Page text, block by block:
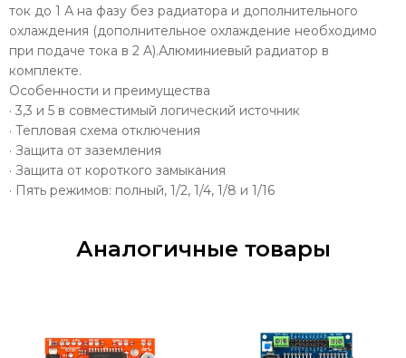
ток до 1 А на фазу без радиатора и дополнительного
охлаждения (дополнительное охлаждение необходимо
при подаче тока в 2 A).Алюминиевый радиатор в
комплекте.
Особенности и преимущества
· 3,3 и 5 в совместимый логический источник
· Тепловая схема отключения
· Защита от заземления
· Защита от короткого замыкания
· Пять режимов: полный, 1/2, 1/4, 1/8 и 1/16
Аналогичные товары